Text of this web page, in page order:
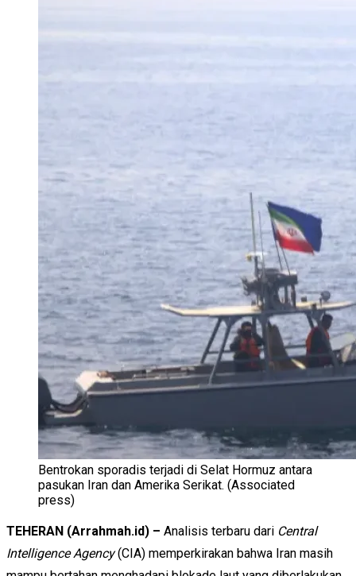
Bentrokan sporadis terjadi di Selat Hormuz antara
pasukan Iran dan Amerika Serikat. (Associated
press)
TEHERAN (Arrahmah.id) – Analisis terbaru dari Central
Intelligence Agency(CIA) memperkirakan bahwa Iran masih